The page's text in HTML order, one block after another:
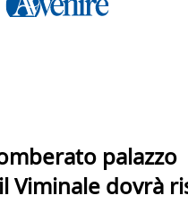
palazzo
Viminale dovrà